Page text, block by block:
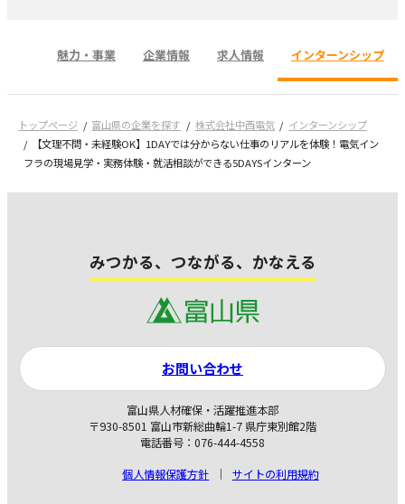
魅力・事業 企業情報 求人情報 インターンシップ
トップページ 富山県の企業を探す 株式会社中西電気
インターンシップ
【文理不問・未経験OK】1DAYでは分からない仕事のリアルを体験！電気イン
フラの現場見学・実務体験・就活相談ができる5DAYSインターン
みつかる、つながる、かなえる
富山県人材確保・活躍推進本部
〒930-8501 富山市新総曲輪1-7 県庁東別館2階
電話番号：076-444-4558
個人情報保護方針
サイトの利用規約
お問い合わせ